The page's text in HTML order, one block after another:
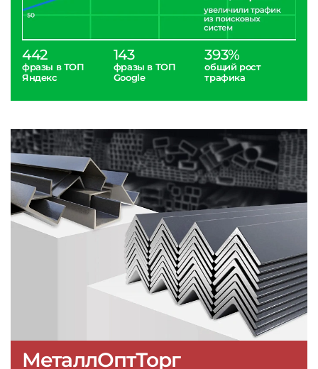
МеталлОптТорг
442
фразы в ТОП
Яндекс
143
фразы в ТОП
Google
393%
общий рост
трафика